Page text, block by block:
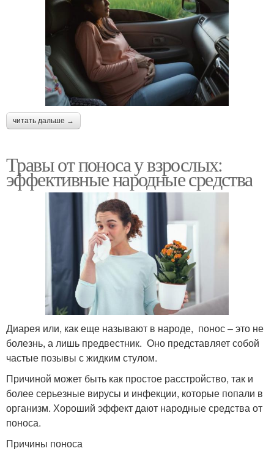
читать дальше →
Травы от поноса у взрослых:
эффективные народные средства
Диарея или, как еще называют в народе, понос – это не
болезнь, а лишь предвестник. Оно представляет собой
частые позывы с жидким стулом.
Причиной может быть как простое расстройство, так и
более серьезные вирусы и инфекции, которые попали в
организм. Хороший эффект дают народные средства от
поноса.
Причины поноса